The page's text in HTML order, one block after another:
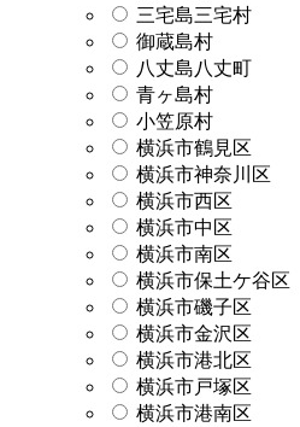
三宅島三宅村
御蔵島村
八丈島八丈町
青ヶ島村
小笠原村
横浜市鶴見区
横浜市神奈川区
横浜市西区
横浜市中区
横浜市南区
横浜市保土ケ谷区
横浜市磯子区
横浜市金沢区
横浜市港北区
横浜市戸塚区
横浜市港南区